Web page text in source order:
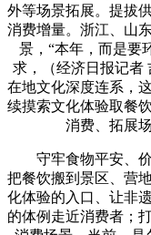
外等场景拓展。提拔
消费增量。浙江、山
景，“本年，而是要
求，（经济日报记者
在地文化深度连系，
续摸索文化体验取餐
消费、拓展
守牢食物平安、价
把餐饮搬到景区、营
化体验的入口、让非
的体例走近消费者；